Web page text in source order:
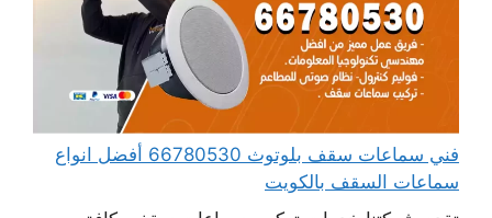
فني سماعات سقف بلوتوث 66780530 أفضل انواع
سماعات السقف بالكويت